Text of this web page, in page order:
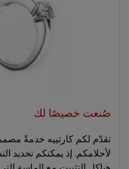
صُنعت خصيصًا لك
تقدّم لكم كارتييه خدمةً
لأحلامكم. إذ يمكنكم تحديد